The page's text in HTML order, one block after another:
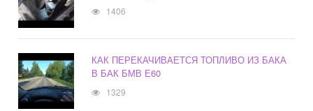
1406
КАК ПЕРЕКАЧИВАЕТСЯ ТОПЛИВО ИЗ БАКА
В БАК БМВ Е60
1329